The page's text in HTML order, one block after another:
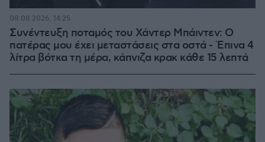
Συνέντευξη ποταμός του Χάντερ Μπάιντεν: Ο
πατέρας μου έχει μεταστάσεις στα οστά - Έπινα 4
λίτρα βότκα τη μέρα, κάπνιζα κρακ κάθε 15 λεπτά
08.08.2026, 14:25